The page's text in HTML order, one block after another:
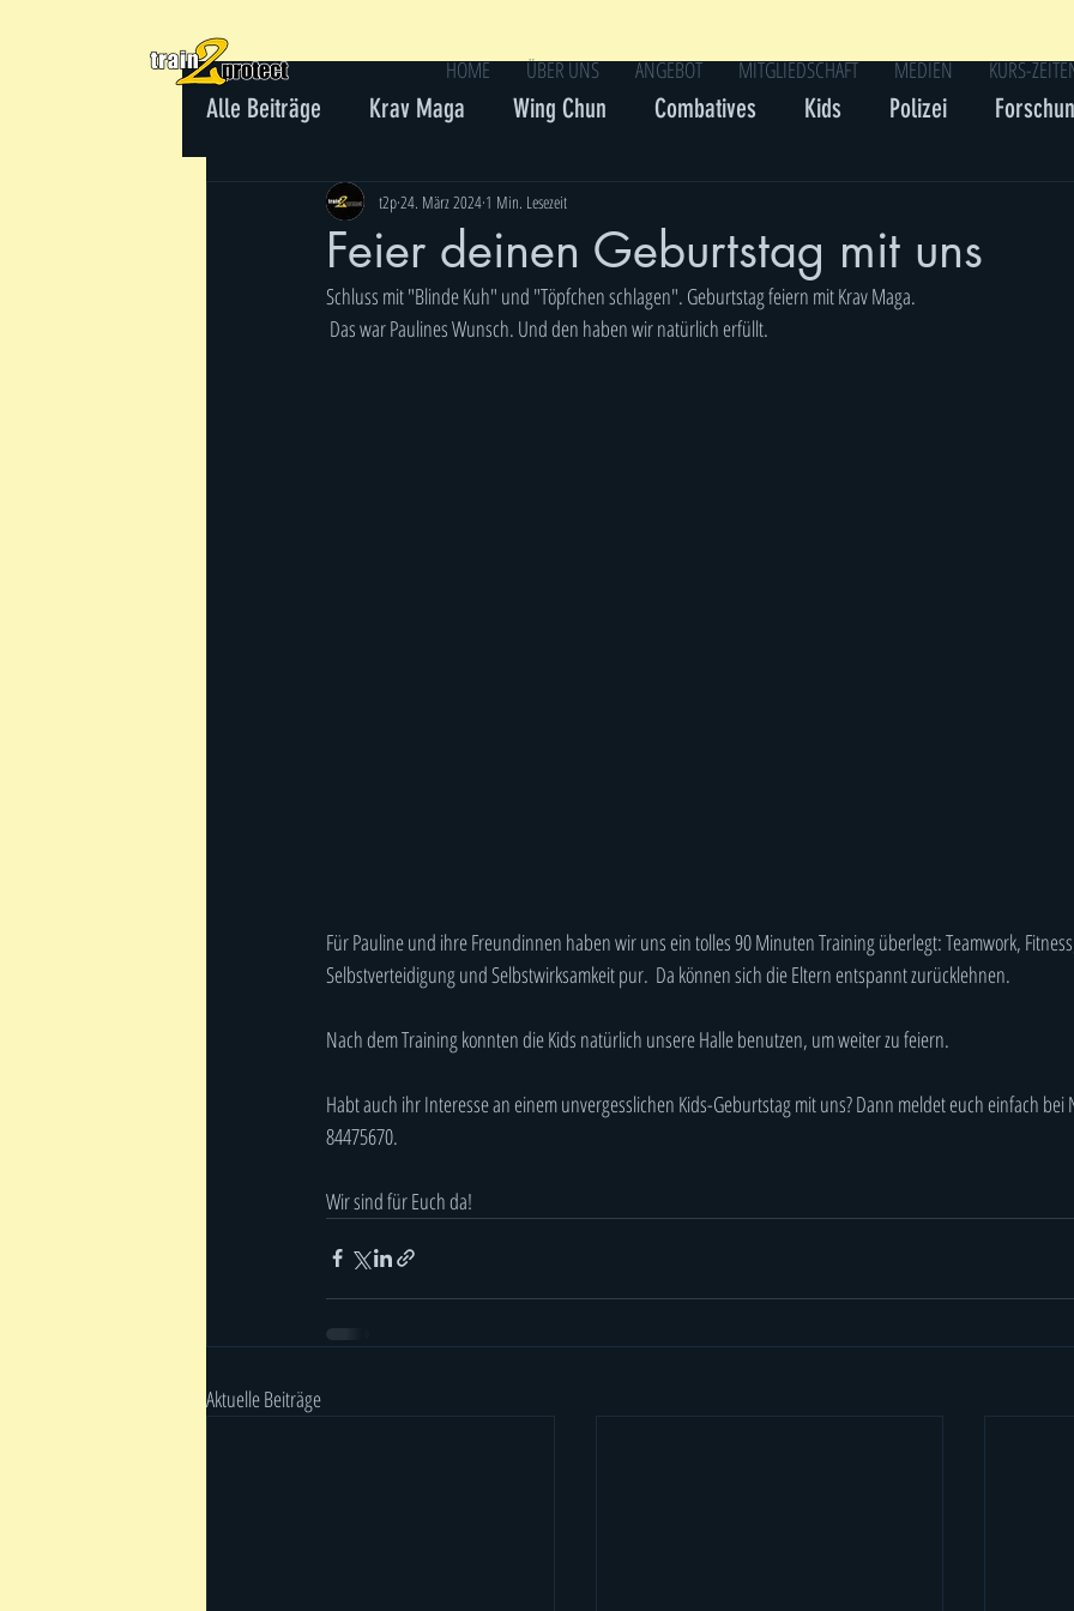
HOME ÜBER UNS ANGEBOT MITGLIEDSCHAFT MEDIEN KURS-
Alle Beiträge Krav Maga Wing Chun Combatives Kids Polizei
Gewaltprävention
Feier deinen Geburtstag mit uns
t2p 24. März 2024 1 Min. Lesezeit
Schluss mit "Blinde Kuh" und "Töpfchen schlagen". Geburtstag feiern mit Krav Maga.
Das war Paulines Wunsch. Und den haben wir natürlich erfüllt.
Für Pauline und ihre Freundinnen haben wir uns ein tolles 90 Minuten Training überlegt: Teamwork,
Selbstverteidigung und Selbstwirksamkeit pur.  Da können sich die Eltern entspannt zurücklehnen.
Nach dem Training konnten die Kids natürlich unsere Halle benutzen, um weiter zu feiern.
Habt auch ihr Interesse an einem unvergesslichen Kids-Geburtstag mit uns? Dann meldet euch einfach bei
84475670.
Wir sind für Euch da!
Aktuelle Beiträge